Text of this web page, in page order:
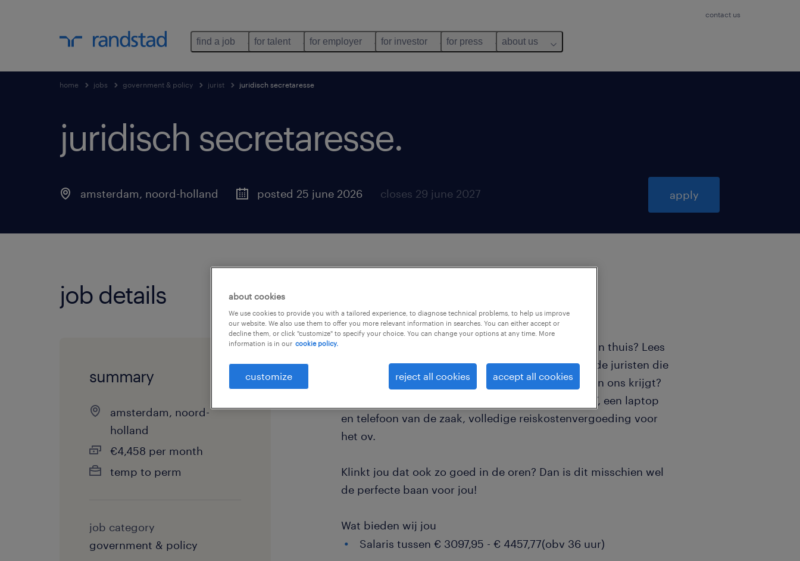
contact us
find a job for talent for employer for investor for press about us
home jobs government & policy jurist juridisch secretaresse
juridisch secretaresse.
amsterdam, noord-holland posted 25 june 2026 closes 29 june 2027 apply
job details
summary
amsterdam, noord-
holland
€4,458 per month
temp to perm
job category
government & policy
Administratie, rechten en financiën: voel jij je hierin thuis? Lees
dan snel verder! Wij zijn op zoek naar gemotiveerde juristen die
bij de Rijksoverheid willen gaan werken. Wat je van ons krijgt?
Een prachtig salaris tussen € 3097,95 en € 4457,77, een laptop
en telefoon van de zaak, volledige reiskostenvergoeding voor
het ov.
Klinkt jou dat ook zo goed in de oren? Dan is dit misschien wel
de perfecte baan voor jou!
Wat bieden wij jou
Salaris tussen € 3097,95 - € 4457,77(obv 36 uur)
about cookies
We use cookies to provide you with a tailored experience, to diagnose technical problems, to help us improve
our website. We also use them to offer you more relevant information in searches. You can either accept or
decline them, or click "customize" to specify your choice. You can change your options at any time. More
information is in our cookie policy.
customize reject all cookies accept all cookies